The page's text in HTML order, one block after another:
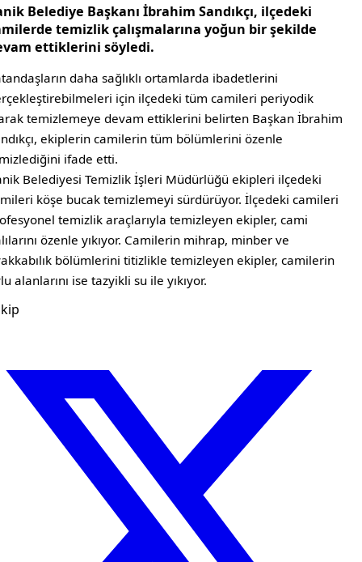
Belediye Başkanı İbrahim Sandıkçı, ilçedeki
temizlik çalışmalarına yoğun bir şekilde
ettiklerini söyledi.
daha sağlıklı ortamlarda ibadetlerini
için ilçedeki tüm camileri periyodik
temizlemeye devam ettiklerini belirten Başkan İbrahim
ekiplerin camilerin tüm bölümlerini özenle
ifade etti.
Belediyesi Temizlik İşleri Müdürlüğü ekipleri ilçedeki
köşe bucak temizlemeyi sürdürüyor. İlçedeki camileri
temizlik araçlarıyla temizleyen ekipler, cami
özenle yıkıyor. Camilerin mihrap, minber ve
bölümlerini titizlikle temizleyen ekipler, camilerin
alanlarını ise tazyikli su ile yıkıyor.